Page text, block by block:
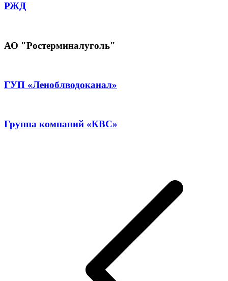
РЖД
АО "Ростерминалуголь"
ГУП «Леноблводоканал»
Группа компаний «КВС»